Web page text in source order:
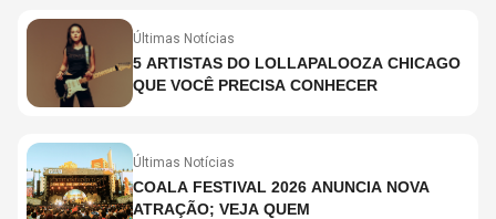
Últimas Notícias
5 ARTISTAS DO LOLLAPALOOZA CHICAGO
QUE VOCÊ PRECISA CONHECER
Últimas Notícias
COALA FESTIVAL 2026 ANUNCIA NOVA
ATRAÇÃO; VEJA QUEM